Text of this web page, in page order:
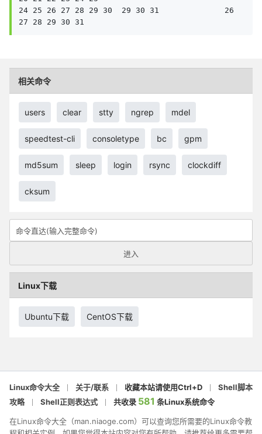
24 25 26 27 28 29 30  29 30 31              26
27 28 29 30 31
相关命令
users clear stty ngrep mdel
speedtest-cli consoletype bc gpm
md5sum sleep login rsync clockdiff
cksum
Linux下载
Ubuntu下载 CentOS下载
Linux命令大全 关于/联系 收藏本站请使用Ctrl+D
Shell脚本
攻略
Shell正则表达式 共收录 581 条Linux系统命令
在Linux命令大全（man.niaoge.com）可以查询您所需要的Linux命令教